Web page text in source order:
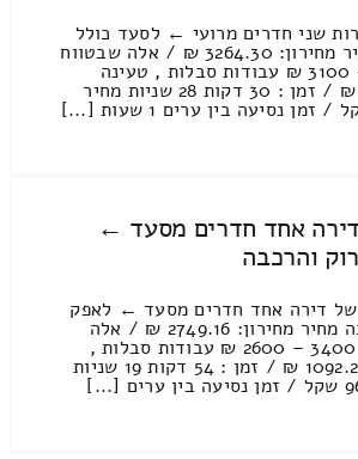
שני חדרים מרועי ← לסעד כולל
פירוק והרכבה מחיר מחירון: 3264.30 ₪ / אלה שבטווח
המחירים 4000 – 3100 ₪ עבודות סבלות , טעינה
ופריקה : 1478.21 ₪ / זמן : 30 דקות 28 שניות מחיר
אחד חדרים מסעד ←
והרכבה
של דירה אחד חדרים מסעד ← לאפק
כולל פירוק והרכבה מחיר מחירון: 2749.16 ₪ / אלה
שבטווח המחירים 3400 – 2600 ₪ עבודות סבלות ,
טעינה ופריקה : 1092.23 ₪ / זמן : 54 דקות 19 שניות